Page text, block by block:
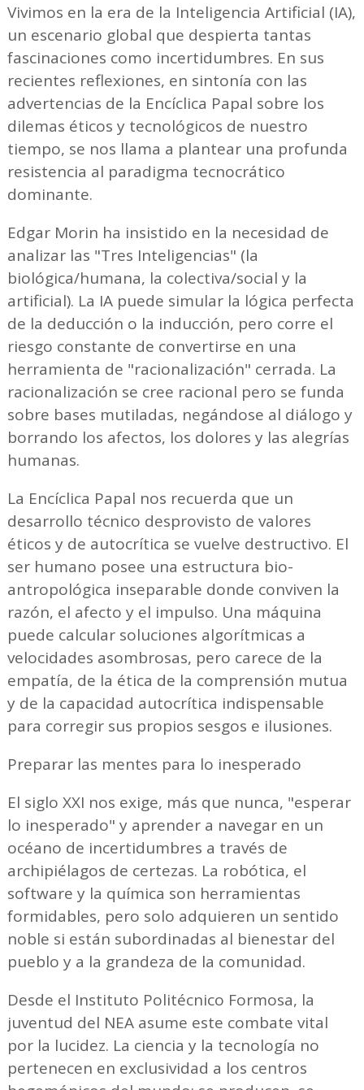
Vivimos en la era de la Inteligencia Artificial (IA),
un escenario global que despierta tantas
fascinaciones como incertidumbres. En sus
recientes reflexiones, en sintonía con las
advertencias de la Encíclica Papal sobre los
dilemas éticos y tecnológicos de nuestro
tiempo, se nos llama a plantear una profunda
resistencia al paradigma tecnocrático
dominante.
Edgar Morin ha insistido en la necesidad de
analizar las "Tres Inteligencias" (la
biológica/humana, la colectiva/social y la
artificial). La IA puede simular la lógica perfecta
de la deducción o la inducción, pero corre el
riesgo constante de convertirse en una
herramienta de "racionalización" cerrada. La
racionalización se cree racional pero se funda
sobre bases mutiladas, negándose al diálogo y
borrando los afectos, los dolores y las alegrías
humanas.
La Encíclica Papal nos recuerda que un
desarrollo técnico desprovisto de valores
éticos y de autocrítica se vuelve destructivo. El
ser humano posee una estructura bio-
antropológica inseparable donde conviven la
razón, el afecto y el impulso. Una máquina
puede calcular soluciones algorítmicas a
velocidades asombrosas, pero carece de la
empatía, de la ética de la comprensión mutua
y de la capacidad autocrítica indispensable
para corregir sus propios sesgos e ilusiones.
Preparar las mentes para lo inesperado
El siglo XXI nos exige, más que nunca, "esperar
lo inesperado" y aprender a navegar en un
océano de incertidumbres a través de
archipiélagos de certezas. La robótica, el
software y la química son herramientas
formidables, pero solo adquieren un sentido
noble si están subordinadas al bienestar del
pueblo y a la grandeza de la comunidad.
Desde el Instituto Politécnico Formosa, la
juventud del NEA asume este combate vital
por la lucidez. La ciencia y la tecnología no
pertenecen en exclusividad a los centros